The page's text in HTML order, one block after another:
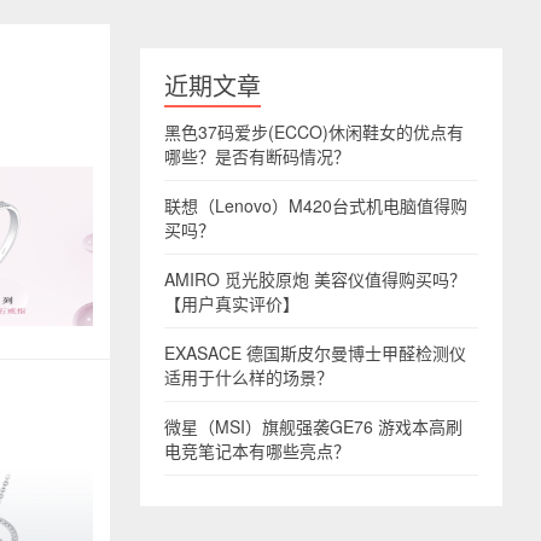
近期文章
黑色37码爱步(ECCO)休闲鞋女的优点有
哪些？是否有断码情况？
联想（Lenovo）M420台式机电脑值得购
买吗？
AMIRO 觅光胶原炮 美容仪值得购买吗？
【用户真实评价】
EXASACE 德国斯皮尔曼博士甲醛检测仪
适用于什么样的场景？
微星（MSI）旗舰强袭GE76 游戏本高刷
电竞笔记本有哪些亮点？